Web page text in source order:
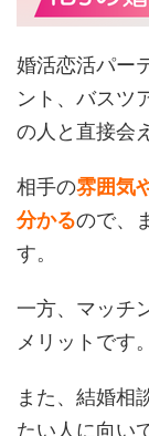
婚活恋活パー
ント、バスツ
の人と直接会
相手の雰囲気
分かるので、
す。
一方、マッチ
メリットです。
また、結婚相
たい人に向い